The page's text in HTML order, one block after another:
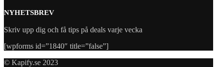
NYHETSBREV
Skriv upp dig och få tips på deals varje vecka
[wpforms id=”1840″ title=”false”]
© Kapify.se 2023